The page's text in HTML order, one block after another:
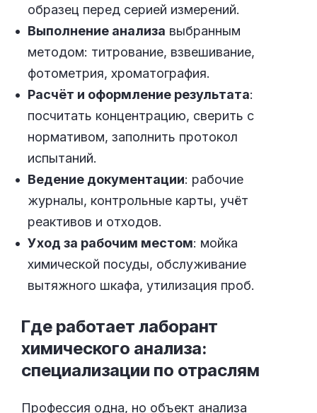
образец перед серией измерений.
Выполнение анализа выбранным
методом: титрование, взвешивание,
фотометрия, хроматография.
Расчёт и оформление результата:
посчитать концентрацию, сверить с
нормативом, заполнить протокол
испытаний.
Ведение документации: рабочие
журналы, контрольные карты, учёт
реактивов и отходов.
Уход за рабочим местом: мойка
химической посуды, обслуживание
вытяжного шкафа, утилизация проб.
Где работает лаборант
химического анализа:
специализации по отраслям
Профессия одна, но объект анализа